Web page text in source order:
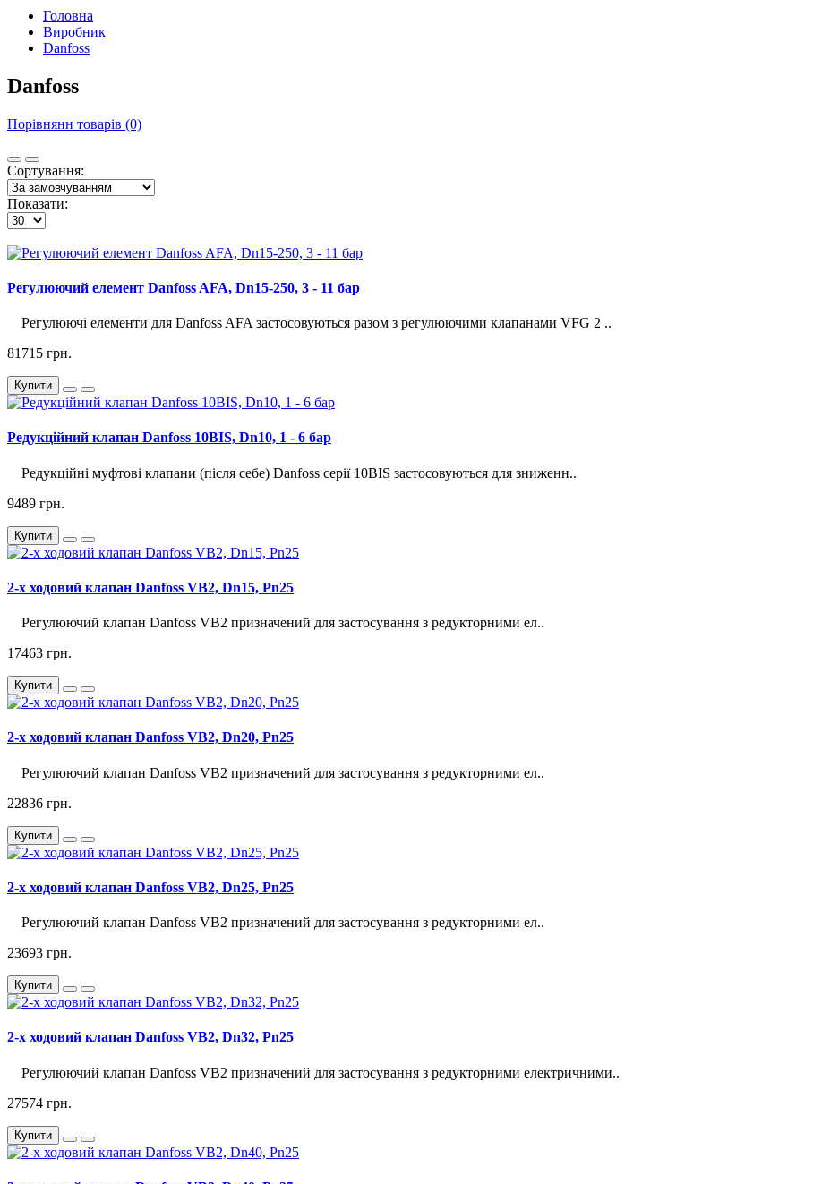
Головна
Виробник
Danfoss
Danfoss
Порівнянн товарів (0)
Сортування:
Показати:
Регулюючий елемент Danfoss AFA, Dn15-250, 3 - 11 бар
Регулюючі елементи для Danfoss AFA застосовуються разом з регулюючими клапанами VFG 2 ..
81715 грн.
Купити
Редукційний клапан Danfoss 10BIS, Dn10, 1 - 6 бар
Редукційні муфтові клапани (після себе) Danfoss серії 10BIS застосовуються для зниженн..
9489 грн.
Купити
2-х ходовий клапан Danfoss VB2, Dn15, Pn25
Регулюючий клапан Danfoss VB2 призначений для застосування з редукторними ел..
17463 грн.
Купити
2-х ходовий клапан Danfoss VB2, Dn20, Pn25
Регулюючий клапан Danfoss VB2 призначений для застосування з редукторними ел..
22836 грн.
Купити
2-х ходовий клапан Danfoss VB2, Dn25, Pn25
Регулюючий клапан Danfoss VB2 призначений для застосування з редукторними ел..
23693 грн.
Купити
2-х ходовий клапан Danfoss VB2, Dn32, Pn25
Регулюючий клапан Danfoss VB2 призначений для застосування з редукторними електричними..
27574 грн.
Купити